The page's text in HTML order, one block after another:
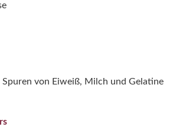
von Eiweiß, Milch und Gelatine